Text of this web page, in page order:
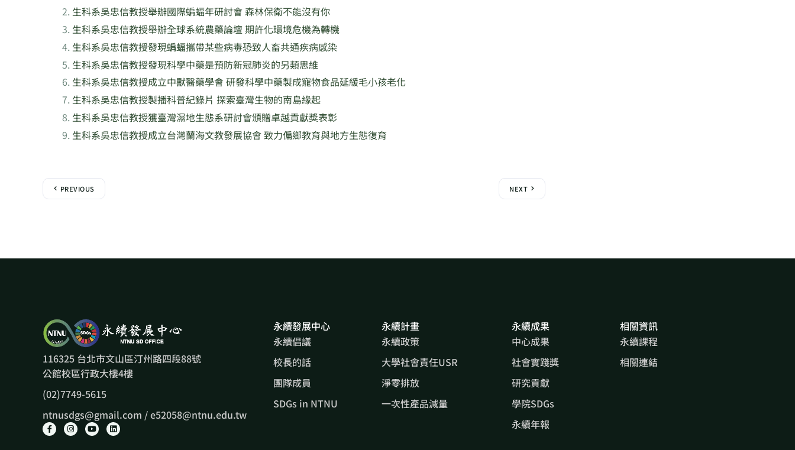
生科系吳忠信教授舉辦國際蝙蝠年研討會 森林保衛不能沒有你
生科系吳忠信教授舉辦全球系統農藥論壇 期許化環境危機為轉機
生科系吳忠信教授發現蝙蝠攜帶某些病毒恐致人畜共通疾病感染
生科系吳忠信教授發現科學中藥是預防新冠肺炎的另類思維
生科系吳忠信教授成立中獸醫藥學會 研發科學中藥製成寵物食品延緩毛小孩老化
生科系吳忠信教授製播科普紀錄片 探索臺灣生物的南島緣起
生科系吳忠信教授獲臺灣濕地生態系研討會頒贈卓越貢獻獎表彰
生科系吳忠信教授成立台灣蘭海文教發展協會 致力偏鄉教育與地方生態復育
PREVIOUS NEXT
116325 台北市文山區汀州路四段88號
公館校區行政大樓4樓
(02)7749-5615
ntnusdgs@gmail.com / e52058@ntnu.edu.tw
永續發展中心
永續倡議
校長的話
團隊成員
SDGs in NTNU
永續計畫
永續政策
大學社會責任USR
淨零排放
一次性產品減量
永續成果
中心成果
社會實踐獎
研究貢獻
學院SDGs
永續年報
相關資訊
永續課程
相關連結